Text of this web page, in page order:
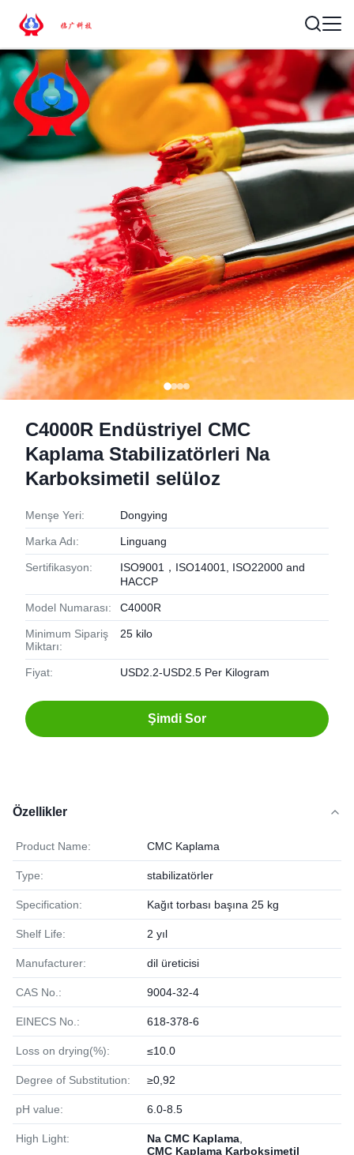
C4000R Endüstriyel CMC
Kaplama Stabilizatörleri Na
Karboksimetil selüloz
Menşe Yeri: Dongying
Marka Adı: Linguang
Sertifikasyon:
ISO9001，ISO14001, ISO22000 and
HACCP
Model Numarası: C4000R
Minimum Sipariş
Miktarı:
25 kilo
Fiyat: USD2.2-USD2.5 Per Kilogram
Şimdi Sor
Özellikler
Product Name: CMC Kaplama
Type: stabilizatörler
Specification: Kağıt torbası başına 25 kg
Shelf Life: 2 yıl
Manufacturer: dil üreticisi
CAS No.: 9004-32-4
EINECS No.: 618-378-6
Loss on drying(%): ≤10.0
Degree of Substitution: ≥0,92
pH value: 6.0-8.5
High Light: Na CMC Kaplama
CMC Kaplama Karboksimetil